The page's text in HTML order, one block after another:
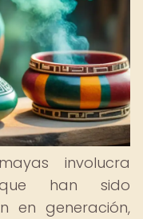
involucra
que han sido
en generación,